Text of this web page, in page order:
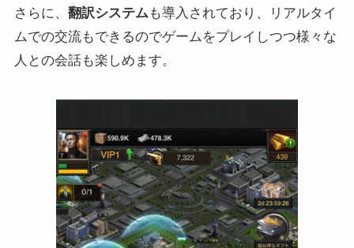
さらに、 翻訳システム も導入されており、リアルタイ
ムでの交流もできるのでゲームをプレイしつつ様々な
人との会話も楽しめます。